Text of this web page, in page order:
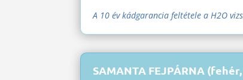
A 10 év kádgarancia feltétele a H2O
SAMANTA FEJPÁRNA